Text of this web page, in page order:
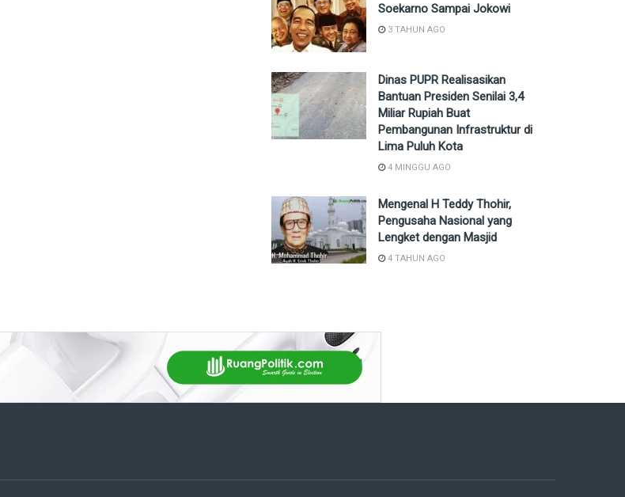
Soekarno Sampai Jokowi
3 TAHUN AGO
Dinas PUPR Realisasikan
Bantuan Presiden Senilai 3,4
Miliar Rupiah Buat
Pembangunan Infrastruktur di
Lima Puluh Kota
4 MINGGU AGO
Mengenal H Teddy Thohir,
Pengusaha Nasional yang
Lengket dengan Masjid
4 TAHUN AGO